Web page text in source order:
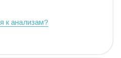
к анализам?